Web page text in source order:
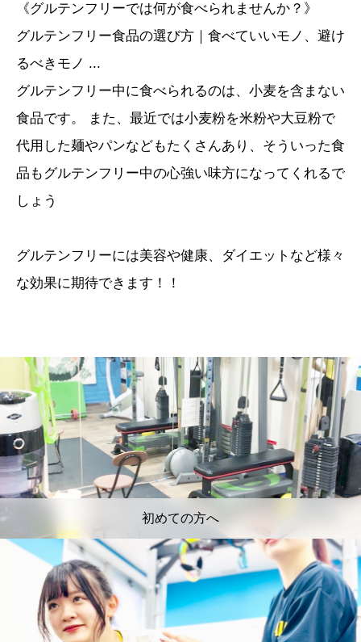
《グルテンフリーでは何が食べられませんか？》
グルテンフリー食品の選び方｜食べていいモノ、避け
るべきモノ ...
グルテンフリー中に食べられるのは、小麦を含まない
食品です。 また、最近では小麦粉を米粉や大豆粉で
代用した麺やパンなどもたくさんあり、そういった食
品もグルテンフリー中の心強い味方になってくれるで
しょう
グルテンフリーには美容や健康、ダイエットなど様々
な効果に期待できます！！
初めての方へ